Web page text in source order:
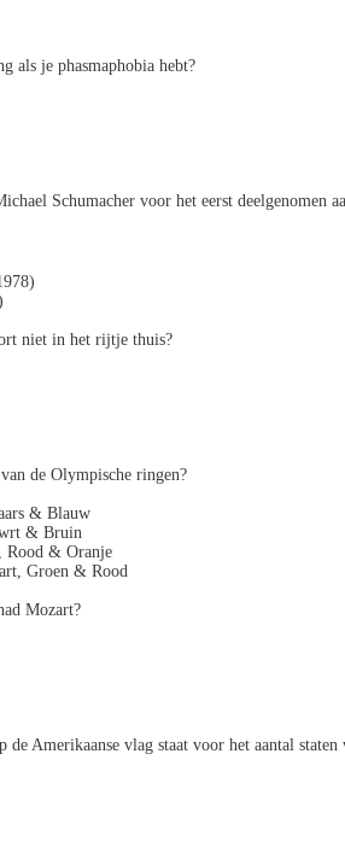
als je phasmaphobia hebt?
Schumacher voor het eerst deelgenomen
niet in het rijtje thuis?
de Olympische ringen?
& Blauw
& Bruin
Rood & Oranje
Groen & Rood
Mozart?
de Amerikaanse vlag staat voor het aantal